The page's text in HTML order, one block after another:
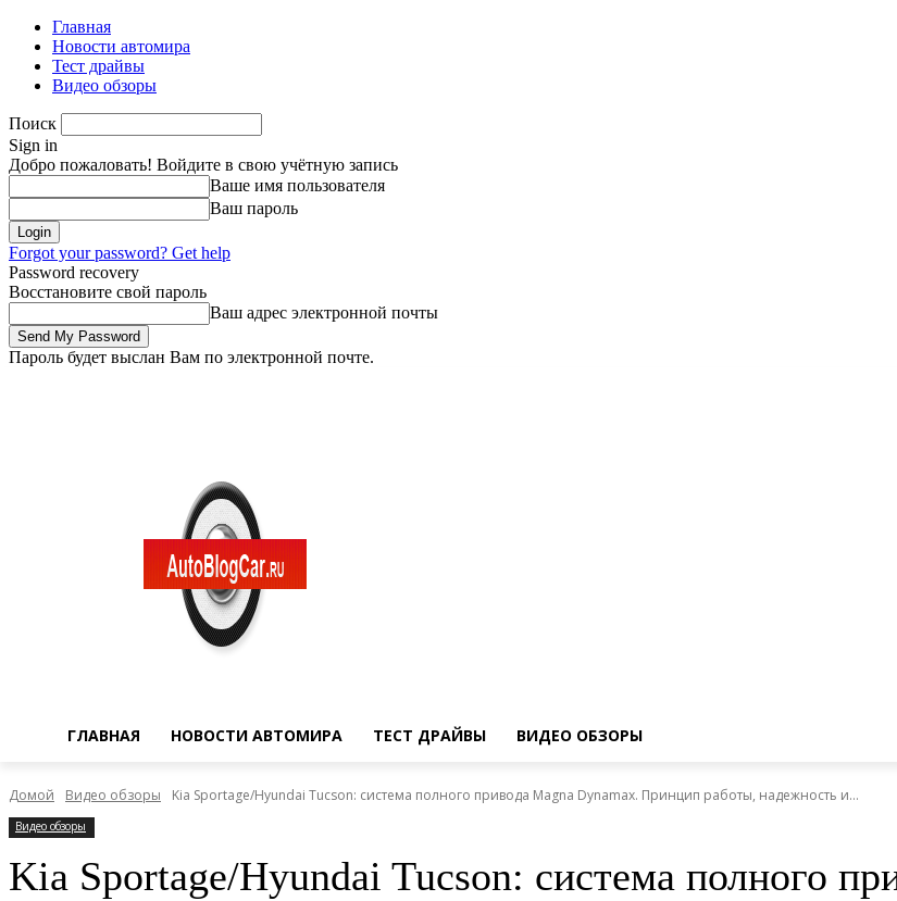
Главная
Новости автомира
Тест драйвы
Видео обзоры
Поиск
Sign in
Добро пожаловать! Войдите в свою учётную запись
Ваше имя пользователя
Ваш пароль
Forgot your password? Get help
Password recovery
Восстановите свой пароль
Ваш адрес электронной почты
Пароль будет выслан Вам по электронной почте.
ГЛАВНАЯ НОВОСТИ АВТОМИРА ТЕСТ ДРАЙВЫ ВИДЕО ОБЗОРЫ
Домой Видео обзоры Kia Sportage/Hyundai Tucson: система полного привода Magna Dynamax. Принцип работы, надежность и...
Видео обзоры
Kia Sportage/Hyundai Tucson: система полного